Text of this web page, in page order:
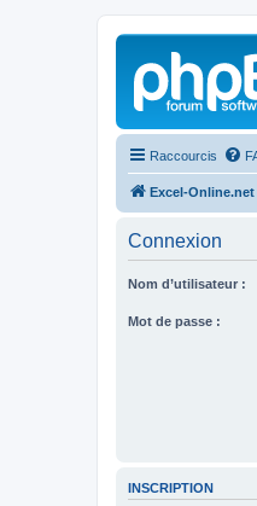
Raccourcis
Excel-Online.net
Connexion
Nom d’utilisateur :
Mot de passe :
INSCRIPTION